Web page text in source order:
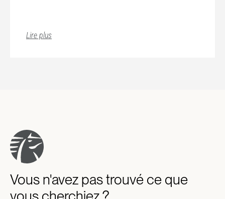
les quantités peuvent varier. Avant le repas, on boit
Lire plus
Vous n'avez pas trouvé ce que